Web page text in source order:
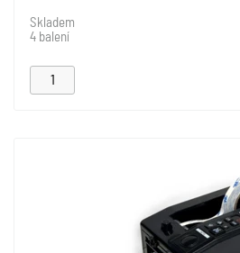
Skladem
4 balení